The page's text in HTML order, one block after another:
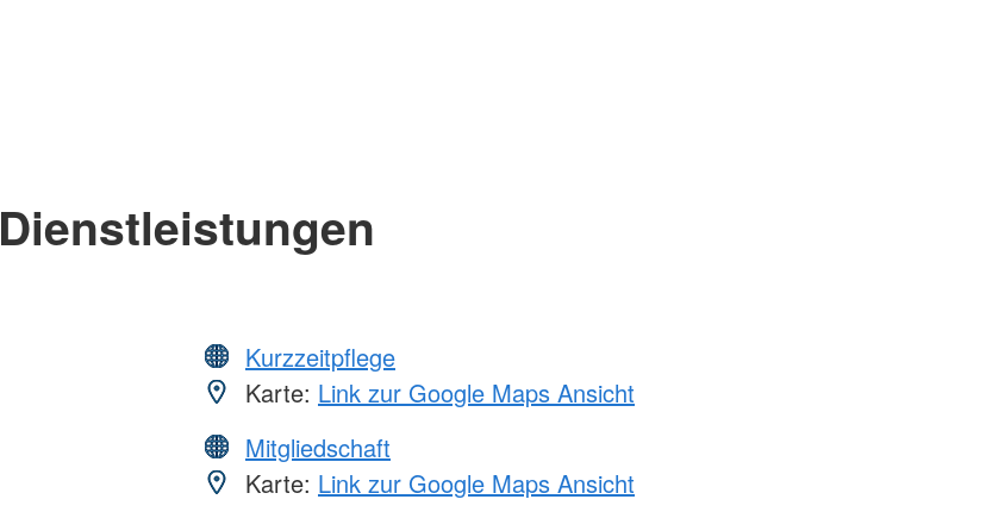
Dienstleistungen
Kurzzeitpflege
Karte: Link zur Google Maps Ansicht
Mitgliedschaft
Karte: Link zur Google Maps Ansicht